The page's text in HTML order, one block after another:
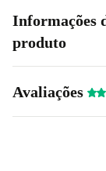
Informações
produto
Avaliações